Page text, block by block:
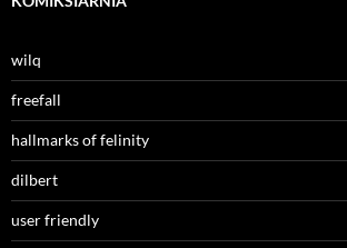
wilq
freefall
hallmarks of felinity
dilbert
user friendly